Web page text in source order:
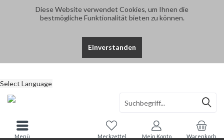
Diese Website verwendet Cookies, um Ihnen die
bestmögliche Funktionalität bieten zu können.
Einverstanden
Select Language
Warenkorb
Merkzettel Mein Konto
Menü